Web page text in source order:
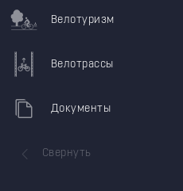
Велотуризм
Велотрассы
Документы
Свернуть